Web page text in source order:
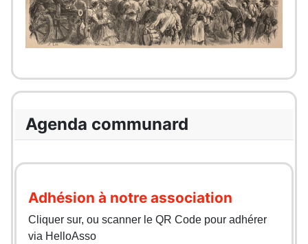
Agenda communard
Adhésion à notre association
Cliquer sur, ou scanner le QR Code pour adhérer
via HelloAsso